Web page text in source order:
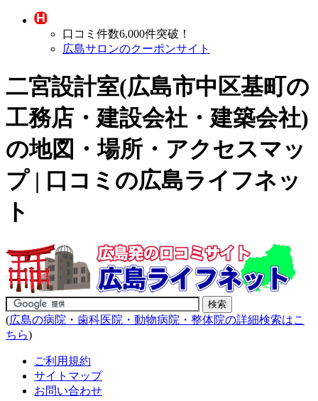
口コミ件数6,000件突破！
広島サロンのクーポンサイト
二宮設計室(広島市中区基町の
工務店・建設会社・建築会社)
の地図・場所・アクセスマッ
プ | 口コミの広島ライフネッ
ト
(広島の病院・歯科医院・動物病院・整体院の詳細検索はこ
ちら)
ご利用規約
サイトマップ
お問い合わせ